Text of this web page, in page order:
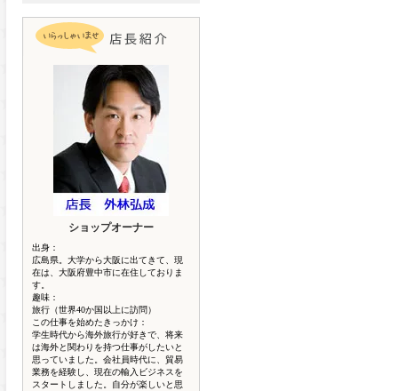
ショップオーナー
出身：
広島県。大学から大阪に出てきて、現
在は、大阪府豊中市に在住しておりま
す。
趣味：
旅行（世界40か国以上に訪問）
この仕事を始めたきっかけ：
学生時代から海外旅行が好きで、将来
は海外と関わりを持つ仕事がしたいと
思っていました。会社員時代に、貿易
業務を経験し、現在の輸入ビジネスを
スタートしました。自分が楽しいと思